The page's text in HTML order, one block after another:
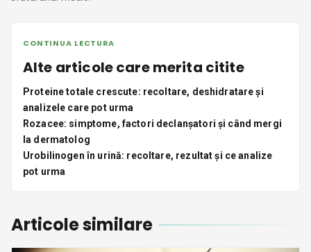
CONTINUA LECTURA
Alte articole care merita citite
Proteine totale crescute: recoltare, deshidratare și
analizele care pot urma
Rozacee: simptome, factori declanșatori și când mergi
la dermatolog
Urobilinogen în urină: recoltare, rezultat și ce analize
pot urma
Articole similare